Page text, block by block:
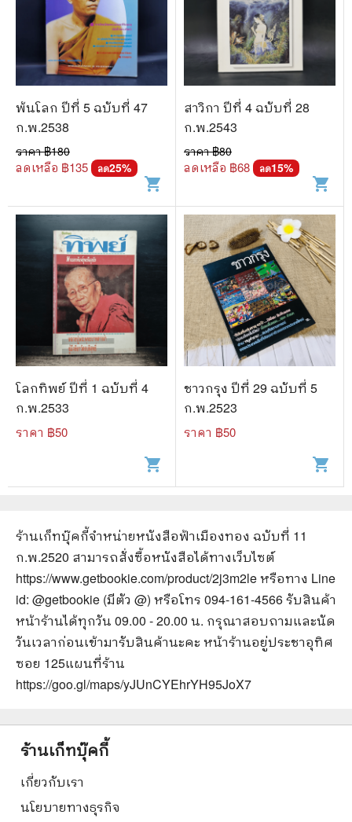
พ้นโลก ปีที่ 5 ฉบับที่ 47
ก.พ.2538
ราคา ฿180
ลดเหลือ ฿135 ลด25%
shopping_cart
สาวิกา ปีที่ 4 ฉบับที่ 28
ก.พ.2543
ราคา ฿80
ลดเหลือ ฿68 ลด15%
shopping_cart
โลกทิพย์ ปีที่ 1 ฉบับที่ 4
ก.พ.2533
ราคา ฿50
shopping_cart
ชาวกรุง ปีที่ 29 ฉบับที่ 5
ก.พ.2523
ราคา ฿50
shopping_cart
ร้านเก็ทบุ๊คกี้จำหน่ายหนังสือฟ้าเมืองทอง ฉบับที่ 11
ก.พ.2520 สามารถสั่งซื้อหนังสือได้ทางเว็บไซต์
https://www.getbookie.com/product/2j3m2leหรือทาง Line
id: @getbookie (มีตัว @) หรือโทร 094-161-4566 รับสินค้า
หน้าร้านได้ทุกวัน 09.00 - 20.00 น. กรุณาสอบถามและนัด
วันเวลาก่อนเข้ามารับสินค้านะคะ หน้าร้านอยู่ประชาอุทิศ
ซอย 125แผนที่ร้าน
https://goo.gl/maps/yJUnCYEhrYH95JoX7
ร้านเก็ทบุ๊คกี้
เกี่ยวกับเรา
นโยบายทางธุรกิจ